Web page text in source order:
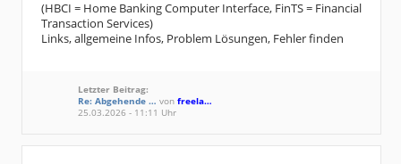
(HBCI = Home Banking Computer Interface, FinTS = Financial
Transaction Services)
Links, allgemeine Infos, Problem Lösungen, Fehler finden
Letzter Beitrag:
Re: Abgehende … von freela…
25.03.2026 - 11:11 Uhr